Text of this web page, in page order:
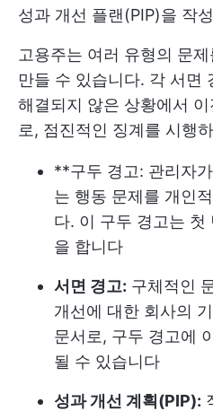
성과 개선 플랜(PIP)을 작
고용주는 여러 유형의 문
만들 수 있습니다. 각 서면
해결되지 않은 상황에서
로, 점진적인 징계를 시행
**구두 경고: 관리자
는 행동 문제를 개인
다. 이 구두 경고는 첫
을 합니다
서면 경고: 구체적인
개선에 대한 회사의
문서로, 구두 경고에
될 수 있습니다
성과 개선 계획(PIP):